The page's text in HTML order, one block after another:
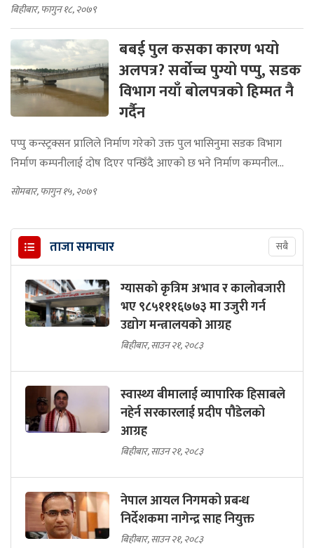
बिहीबार, फागुन १८, २०७९
बबई पुल कसका कारण भयो
अलपत्र? सर्वोच्च पुग्यो पप्पु, सडक
विभाग नयाँ बोलपत्रको हिम्मत नै
गर्दैन
पप्पु कन्स्ट्रक्सन प्रालिले निर्माण गरेको उक्त पुल भासिनुमा सडक विभाग
निर्माण कम्पनीलाई दोष दिएर पन्छिँदै आएको छ भने निर्माण कम्पनील...
सोमबार, फागुन १५, २०७९
ताजा समाचार सबै
ग्यासको कृत्रिम अभाव र कालोबजारी
भए ९८५१११६७७३ मा उजुरी गर्न
उद्योग मन्त्रालयकाे आग्रह
बिहीबार, साउन २१, २०८३
स्वास्थ्य बीमालाई व्यापारिक हिसाबले
नहेर्न सरकारलाई प्रदीप पौडेलको
आग्रह
बिहीबार, साउन २१, २०८३
नेपाल आयल निगमको प्रबन्ध
निर्देशकमा नागेन्द्र साह नियुक्त
बिहीबार, साउन २१, २०८३